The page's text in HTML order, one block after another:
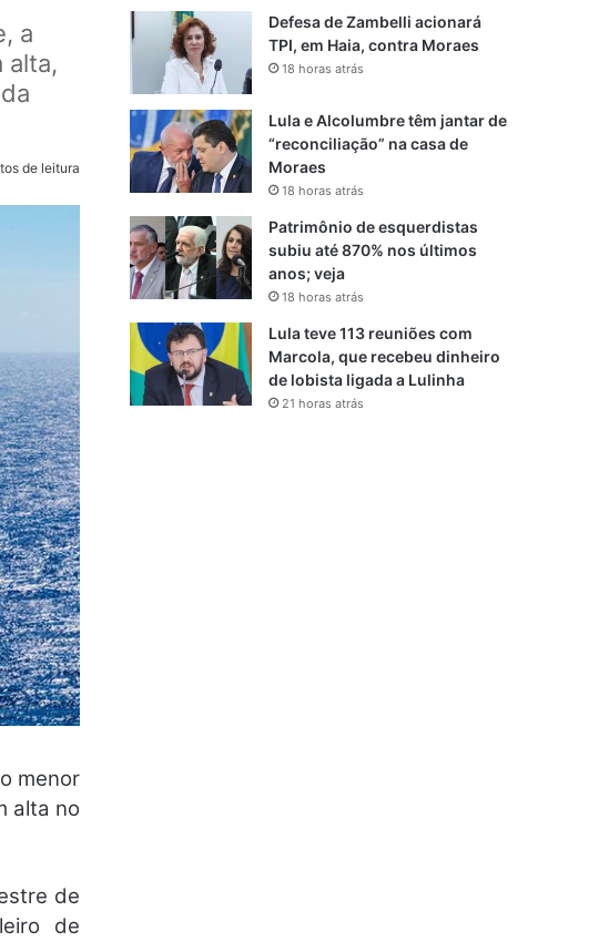
a
alta,
de leitura
menor
alta no
de
de
Defesa de Zambelli acionará
TPI, em Haia, contra Moraes
18 horas atrás
Lula e Alcolumbre têm jantar de
“reconciliação” na casa de
Moraes
18 horas atrás
Patrimônio de esquerdistas
subiu até 870% nos últimos
anos; veja
18 horas atrás
Lula teve 113 reuniões com
Marcola, que recebeu dinheiro
de lobista ligada a Lulinha
21 horas atrás